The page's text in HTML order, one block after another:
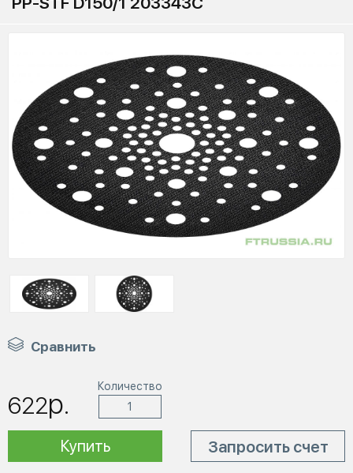
Сравнить
622р.
Количество
Купить Запросить счет